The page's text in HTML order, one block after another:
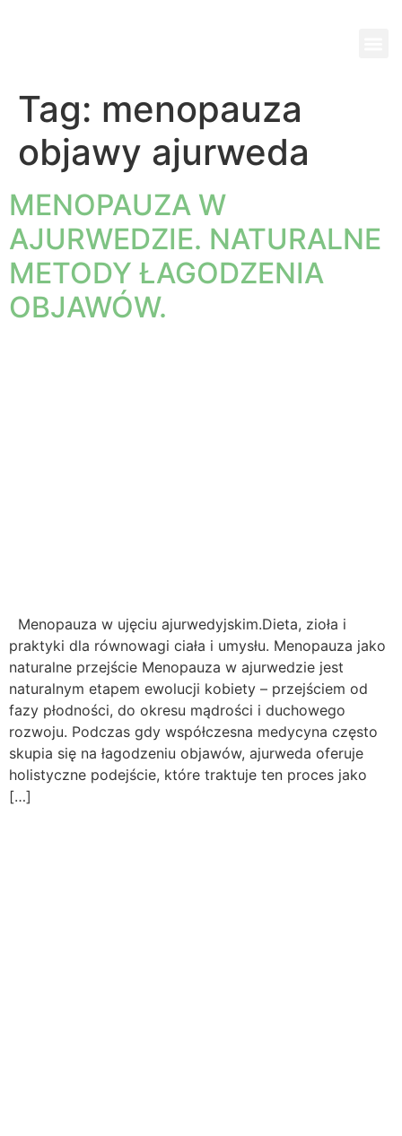
Tag: menopauza
objawy ajurweda
MENOPAUZA W
AJURWEDZIE. NATURALNE
METODY ŁAGODZENIA
OBJAWÓW.
Menopauza w ujęciu ajurwedyjskim.Dieta, zioła i
praktyki dla równowagi ciała i umysłu. Menopauza jako
naturalne przejście Menopauza w ajurwedzie jest
naturalnym etapem ewolucji kobiety – przejściem od
fazy płodności, do okresu mądrości i duchowego
rozwoju. Podczas gdy współczesna medycyna często
skupia się na łagodzeniu objawów, ajurweda oferuje
holistyczne podejście, które traktuje ten proces jako
[…]